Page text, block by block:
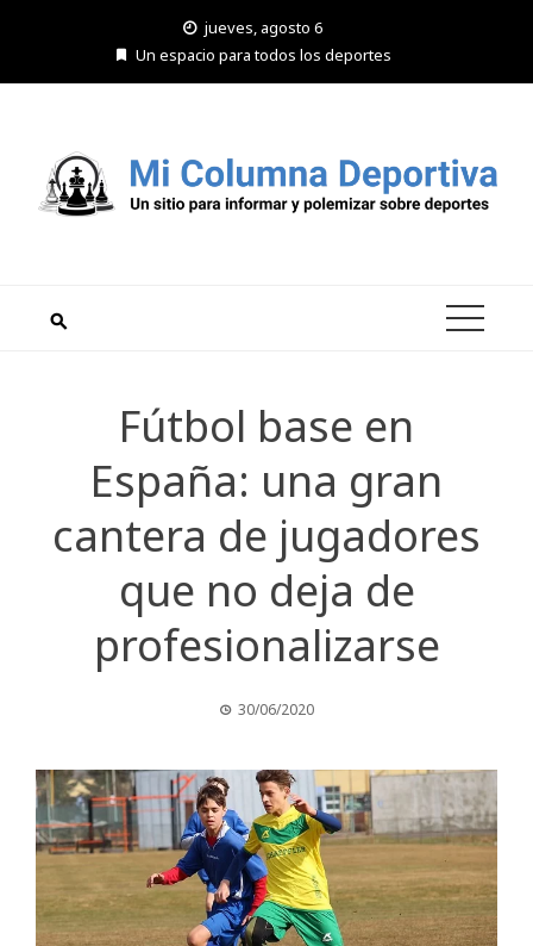
jueves, agosto 6
Un espacio para todos los deportes
Fútbol base en
España: una gran
cantera de jugadores
que no deja de
profesionalizarse
30/06/2020